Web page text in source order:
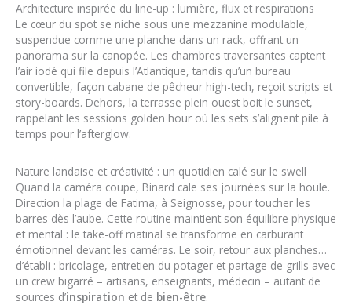
Architecture inspirée du line-up : lumière, flux et respirations
Le cœur du spot se niche sous une mezzanine modulable,
suspendue comme une planche dans un rack, offrant un
panorama sur la canopée. Les chambres traversantes captent
l’air iodé qui file depuis l’Atlantique, tandis qu’un bureau
convertible, façon cabane de pêcheur high-tech, reçoit scripts et
story-boards. Dehors, la terrasse plein ouest boit le sunset,
rappelant les sessions golden hour où les sets s’alignent pile à
temps pour l’afterglow.
Nature landaise et créativité : un quotidien calé sur le swell
Quand la caméra coupe, Binard cale ses journées sur la houle.
Direction la plage de Fatima, à Seignosse, pour toucher les
barres dès l’aube. Cette routine maintient son équilibre physique
et mental : le take-off matinal se transforme en carburant
émotionnel devant les caméras. Le soir, retour aux planches…
d’établi : bricolage, entretien du potager et partage de grills avec
un crew bigarré – artisans, enseignants, médecin – autant de
sources d’inspiration et de bien-être.